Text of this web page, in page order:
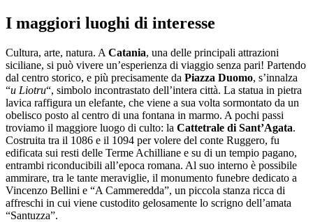
Salta
al
I maggiori luoghi di interesse
Cultura, arte, natura. A Catania, una delle principali attrazioni
siciliane, si può vivere un’esperienza di viaggio senza pari! Partendo
dal centro storico, e più precisamente da Piazza Duomo, s’innalza
“u Liotru“, simbolo incontrastato dell’intera città. La statua in pietra
lavica raffigura un elefante, che viene a sua volta sormontato da un
obelisco posto al centro di una fontana in marmo. A pochi passi
troviamo il maggiore luogo di culto: la Cattetrale di Sant’Agata.
Costruita tra il 1086 e il 1094 per volere del conte Ruggero, fu
edificata sui resti delle Terme Achilliane e su di un tempio pagano,
entrambi riconducibili all’epoca romana. Al suo interno è possibile
ammirare, tra le tante meraviglie, il monumento funebre dedicato a
Vincenzo Bellini e “A Cammeredda”, un piccola stanza ricca di
affreschi in cui viene custodito gelosamente lo scrigno dell’amata
“Santuzza”.